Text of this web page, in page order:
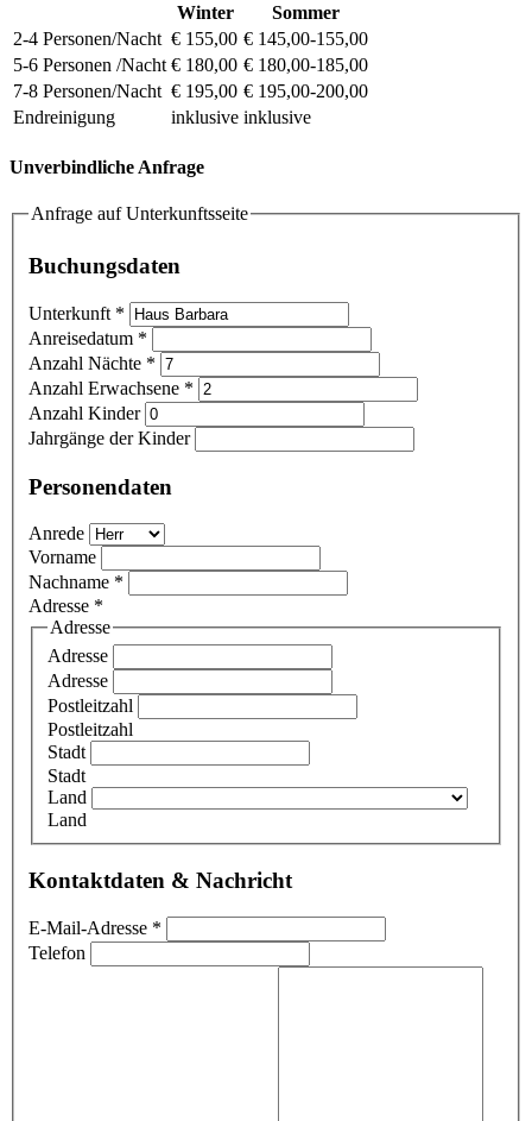
Winter
Sommer
2-4 Personen/Nacht € 155,00 € 145,00-155,00
5-6 Personen /Nacht € 180,00 € 180,00-185,00
7-8 Personen/Nacht € 195,00 € 195,00-200,00
Endreinigung
inklusive inklusive
Unverbindliche Anfrage
Anfrage auf Unterkunftsseite
Buchungsdaten
Unterkunft *
Anreisedatum *
Anzahl Nächte *
Anzahl Erwachsene *
Anzahl Kinder
Jahrgänge der Kinder
Personendaten
Anrede
Vorname
Nachname *
Adresse *
Adresse
Adresse
Adresse
Postleitzahl
Postleitzahl
Stadt
Stadt
Land
Land
Kontaktdaten & Nachricht
E-Mail-Adresse *
Telefon